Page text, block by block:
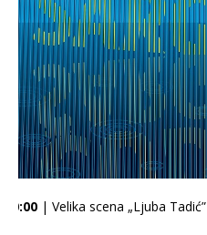
20:00 | Velika scena „Ljuba Tadić”